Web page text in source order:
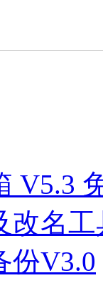
V5.3
改名
份V3.0